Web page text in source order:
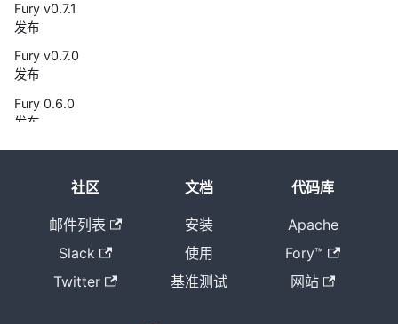
Fury v0.7.1
发布
Fury v0.7.0
发布
Fury 0.6.0
发布
Fury 0.5.1
String：
Fury 序列化
中比 UTF-8
空间的字符
社区
邮件列表
Slack
Twitter
文档
安装
使用
基准测试
代码库
Apache
Fory™
网站